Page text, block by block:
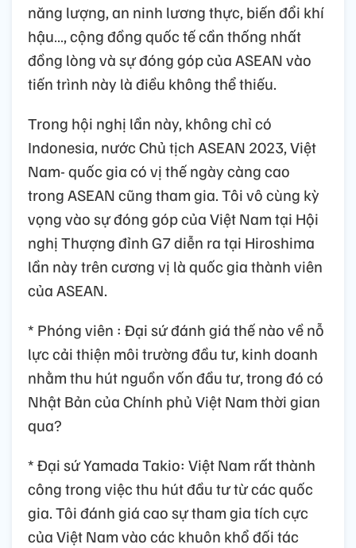
năng lượng, an ninh lương thực, biến đổi khí
hậu…, cộng đồng quốc tế cần thống nhất
đồng lòng và sự đóng góp của ASEAN vào
tiến trình này là điều không thể thiếu.
Trong hội nghị lần này, không chỉ có
Indonesia, nước Chủ tịch ASEAN 2023, Việt
Nam- quốc gia có vị thế ngày càng cao
trong ASEAN cũng tham gia. Tôi vô cùng kỳ
vọng vào sự đóng góp của Việt Nam tại Hội
nghị Thượng đỉnh G7 diễn ra tại Hiroshima
lần này trên cương vị là quốc gia thành viên
của ASEAN.
* Phóng viên : Đại sứ đánh giá thế nào về nỗ
lực cải thiện môi trường đầu tư, kinh doanh
nhằm thu hút nguồn vốn đầu tư, trong đó có
Nhật Bản của Chính phủ Việt Nam thời gian
qua?
* Đại sứ Yamada Takio: Việt Nam rất thành
công trong việc thu hút đầu tư từ các quốc
gia. Tôi đánh giá cao sự tham gia tích cực
của Việt Nam vào các khuôn khổ đối tác